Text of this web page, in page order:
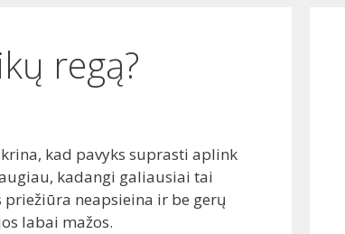
regą?
kad pavyks suprasti aplink
kadangi galiausiai tai
neapsieina ir be gerų
labai mažos.